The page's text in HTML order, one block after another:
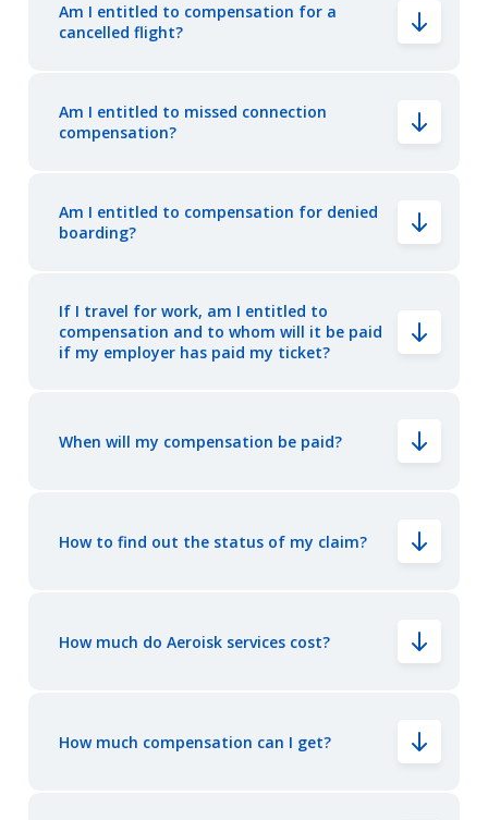
Am I entitled to compensation for a
cancelled flight?
Am I entitled to missed connection
compensation?
Am I entitled to compensation for denied
boarding?
If I travel for work, am I entitled to
compensation and to whom will it be paid
if my employer has paid my ticket?
When will my compensation be paid?
How to find out the status of my claim?
How much do Aeroisk services cost?
How much compensation can I get?